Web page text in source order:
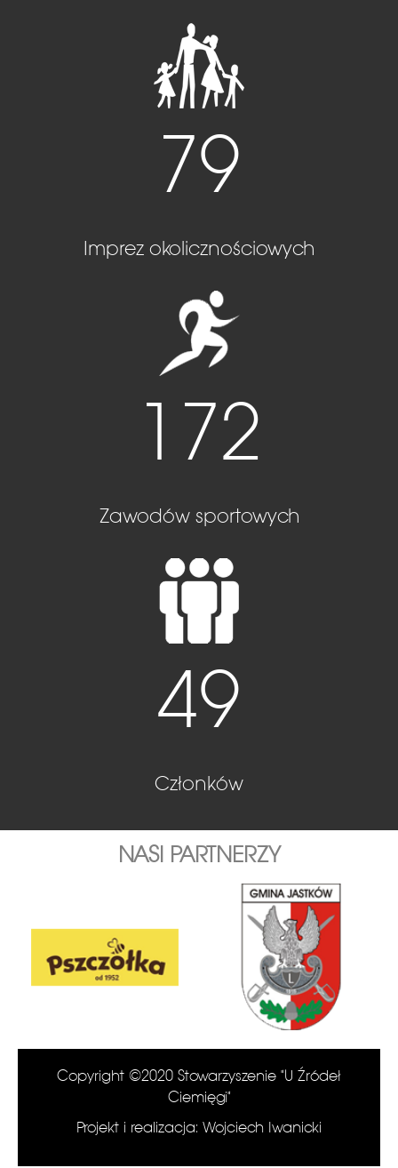
79
Imprez okolicznościowych
172
Zawodów sportowych
49
Członków
NASI PARTNERZY
Copyright ©2020 Stowarzyszenie "U Źródeł
Ciemięgi"
Projekt i realizacja: Wojciech Iwanicki